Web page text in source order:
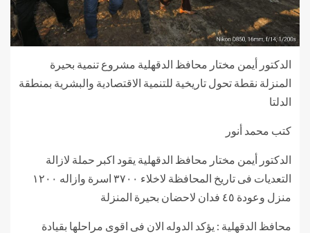
الدكتور أيمن مختار محافظ الدقهلية مشروع تنمية بحيرة
المنزلة نقطة تحول تاريخية للتنمية الاقتصادية والبشرية بمنطقة
الدلتا
كتب محمد أنور
الدكتور أيمن مختار محافظ الدقهلية يقود اكبر حملة لازالة
التعديات فى تاريخ المحافظة لاخلاء ٣٧٠٠ اسرة وازاله ١٢٠٠
منزل وعودة ٤٥ فدان لاحضان بحيرة المنزلة
محافظ الدقهلية : يؤكد الدوله الان فى اقوى مراحلها بقيادة